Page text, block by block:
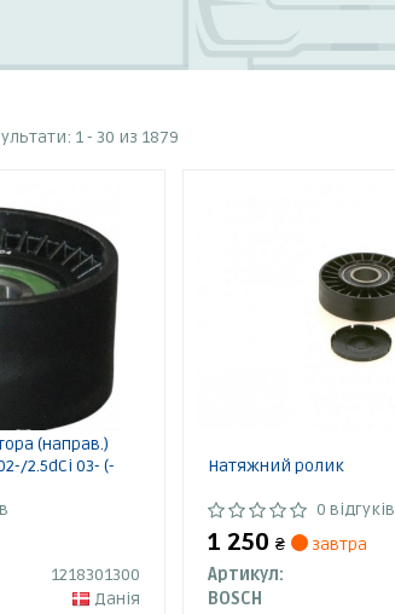
1 - 30 из 1879
(направ.)
2.5dCi 03- (-
1218301300
Данія
Натяжний ролик
0 відгуків
1 250₴
завтра
Артикул:
BOSCH